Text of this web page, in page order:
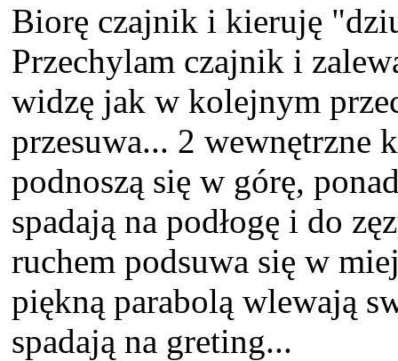
Biorę czajnik i kieruję
Przechylam czajnik i
widzę jak w kolejnym
przesuwa... 2 wewnętrzne
podnoszą się w górę,
spadają na podłogę i do
ruchem podsuwa się w
piękną parabolą wlewają
spadają na greting...